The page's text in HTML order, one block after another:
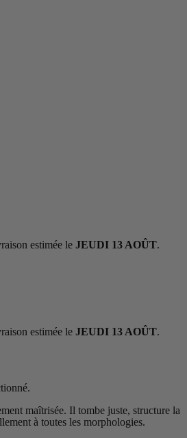
estimée le JEUDI 13 AOÛT.
estimée le JEUDI 13 AOÛT.
maîtrisée. Il tombe juste, structure la
à toutes les morphologies.